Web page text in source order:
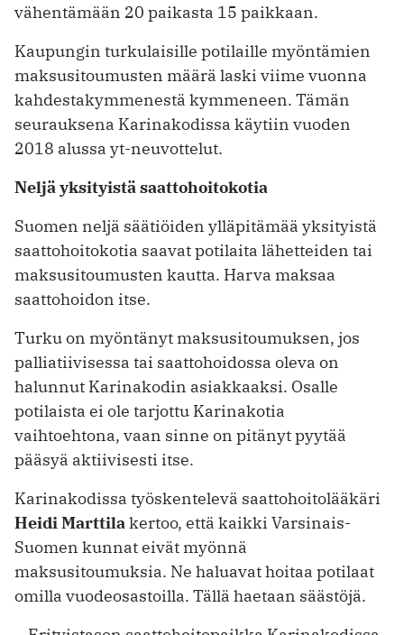
vähentämään 20 paikasta 15 paikkaan.
Kaupungin turkulaisille potilaille myöntämien
maksusitoumusten määrä laski viime vuonna
kahdestakymmenestä kymmeneen. Tämän
seurauksena Karinakodissa käytiin vuoden
2018 alussa yt-neuvottelut.
Neljä yksityistä saattohoitokotia
Suomen neljä säätiöiden ylläpitämää ­yksityistä
saattohoitokotia saavat potilaita lähetteiden tai
maksusitoumusten kautta. Harva maksaa
saattohoidon itse.
Turku on myöntänyt maksusitoumuksen, jos
palliatiivisessa tai saattohoidossa oleva on
halunnut Karinakodin asiakkaaksi. Osalle
potilaista ei ole tarjottu Karinakotia
vaihtoehtona, vaan sinne on pitänyt pyytää
pääsyä aktiivisesti itse.
Karinakodissa työskentelevä saattohoitolääkäri
Heidi Marttilakertoo, että kaikki Varsinais-
Suomen kunnat eivät myönnä
maksusitoumuksia. Ne haluavat hoitaa potilaat
omilla vuodeosastoilla. Tällä haetaan säästöjä.